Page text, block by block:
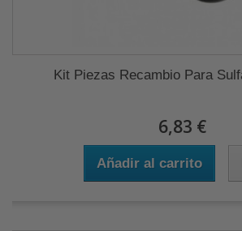
Kit Piezas Recambio Para
6,83 €
Añadir al carrito